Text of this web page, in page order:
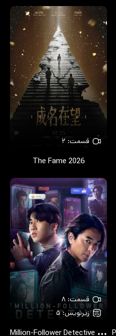
قسمت: ۲
The Fame 2026
قسمت: ۸
زیرنویس: ۵
M
illion-Follower Detective
2026